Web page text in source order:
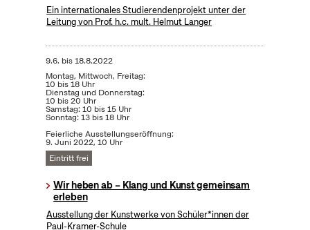
Ein internationales Studierendenprojekt unter der
Leitung von Prof. h.c. mult. Helmut Langer
9.6. bis18.8.2022
Montag, Mittwoch, Freitag:
10 bis 18 Uhr
Dienstag und Donnerstag:
10 bis 20 Uhr
Samstag: 10 bis 15 Uhr
Sonntag: 13 bis 18 Uhr
Feierliche Ausstellungseröffnung:
9. Juni 2022, 10 Uhr
Eintritt frei
Wir heben ab – Klang und Kunst gemeinsam
erleben
Ausstellung der Kunstwerke von Schüler*innen der
Paul-Kramer-Schule